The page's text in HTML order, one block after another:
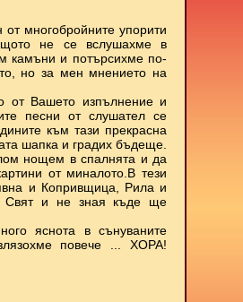
многобройните упорити
не се вслушахме в
камъни и потърсихме по-
но за мен мнението на
от Вашето изпълнение и
песни от слушател се
към тази прекрасна
шапка и градих бъдеще.
нощем в спалнята и да
от миналото.В тези
и Копривщица, Рила и
Свят и не зная къде ще
яснота в сънуваните
повече ... ХОРА!